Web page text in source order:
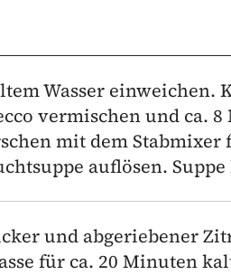
Wasser einweichen.
vermischen und ca.
mit dem
auflösen.
und abgeriebener
für ca. 20 Minuten